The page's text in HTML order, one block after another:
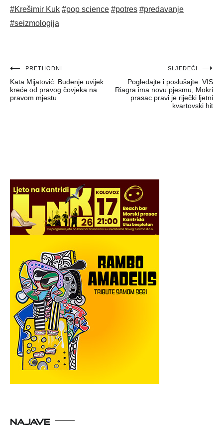
#Krešimir Kuk #pop science #potres #predavanje
#seizmologija
Navigacija
objava
PRETHODNI
Kata Mijatović: Buđenje uvijek
kreće od pravog čovjeka na
pravom mjestu
SLJEDEĆI
Pogledajte i poslušajte: VIS
Riagra ima novu pjesmu, Mokri
prasac pravi je riječki ljetni
kvartovski hit
NAJAVE